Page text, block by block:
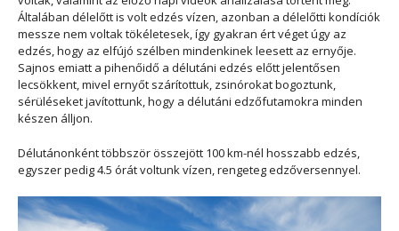
Általában délelőtt is volt edzés vízen, azonban a délelőtti kondíciók
messze nem voltak tökéletesek, így gyakran ért véget úgy az
edzés, hogy az elfújó szélben mindenkinek leesett az ernyője.
Sajnos emiatt a pihenőidő a délutáni edzés előtt jelentősen
lecsökkent, mivel ernyőt szárítottuk, zsinórokat bogoztunk,
sérüléseket javítottunk, hogy a délutáni edzőfutamokra minden
készen álljon.
Délutánonként többször összejött 100 km-nél hosszabb edzés,
egyszer pedig 4.5 órát voltunk vízen, rengeteg edzőversennyel.